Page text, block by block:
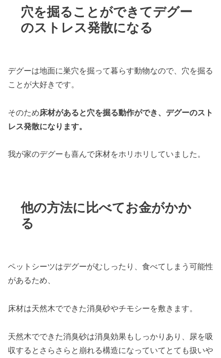
穴を掘ることができてデグー
のストレス発散になる
デグーは地面に巣穴を掘って暮らす動物なので、穴を掘る
ことが大好きです。
そのため床材があると穴を掘る動作ができ、デグーのスト
レス発散になります。
我が家のデグーも喜んで床材をホリホリしていました。
他の方法に比べてお金がかか
る
ペットシーツはデグーがむしったり、食べてしまう可能性
があるため、
床材は天然木でできた消臭砂やチモシーを敷きます。
天然木でできた消臭砂は消臭効果もしっかりあり、尿を吸
収するとさらさらと崩れる構造になっていてとても扱いや